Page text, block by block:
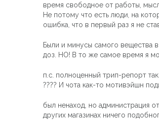
время свободное от работы,
Не потому что есть люди, на
ошибка, что в первый раз я не
Были и минусы самого вещества
доз. НО! В то же самое время я
п.с. полноценный трип-репорт
???? И чота как-то мотивэйшн
был ненаход, но администрация
других магазинах ничего